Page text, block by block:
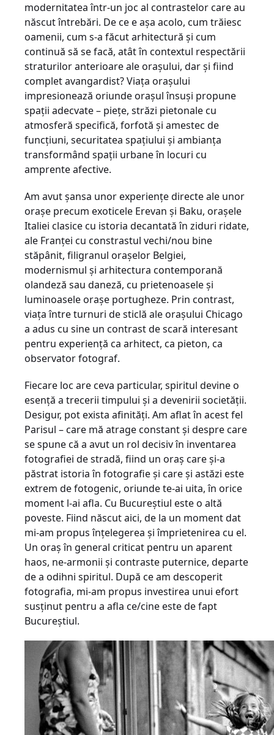
modernitatea într-un joc al contrastelor care au
născut întrebări. De ce e aşa acolo, cum trăiesc
oamenii, cum s-a făcut arhitectură şi cum
continuă să se facă, atât în contextul respectării
straturilor anterioare ale oraşului, dar şi fiind
complet avangardist? Viaţa oraşului
impresionează oriunde oraşul însuşi propune
spaţii adecvate – pieţe, străzi pietonale cu
atmosferă specifică, forfotă şi amestec de
funcţiuni, securitatea spaţiului şi ambianţa
transformând spaţii urbane în locuri cu
amprente afective.
Am avut şansa unor experienţe directe ale unor
oraşe precum exoticele Erevan şi Baku, oraşele
Italiei clasice cu istoria decantată în ziduri ridate,
ale Franţei cu constrastul vechi/nou bine
stăpânit, filigranul oraşelor Belgiei,
modernismul şi arhitectura contemporană
olandeză sau daneză, cu prietenoasele şi
luminoasele oraşe portugheze. Prin contrast,
viaţa între turnuri de sticlă ale oraşului Chicago
a adus cu sine un contrast de scară interesant
pentru experienţă ca arhitect, ca pieton, ca
observator fotograf.
Fiecare loc are ceva particular, spiritul devine o
esenţă a trecerii timpului şi a devenirii societăţii.
Desigur, pot exista afinităţi. Am aflat în acest fel
Parisul – care mă atrage constant şi despre care
se spune că a avut un rol decisiv în inventarea
fotografiei de stradă, fiind un oraş care şi-a
păstrat istoria în fotografie şi care şi astăzi este
extrem de fotogenic, oriunde te-ai uita, în orice
moment l-ai afla. Cu Bucureştiul este o altă
poveste. Fiind născut aici, de la un moment dat
mi-am propus înţelegerea şi împrietenirea cu el.
Un oraş în general criticat pentru un aparent
haos, ne-armonii şi contraste puternice, departe
de a odihni spiritul. După ce am descoperit
fotografia, mi-am propus investirea unui efort
susţinut pentru a afla ce/cine este de fapt
Bucureştiul.